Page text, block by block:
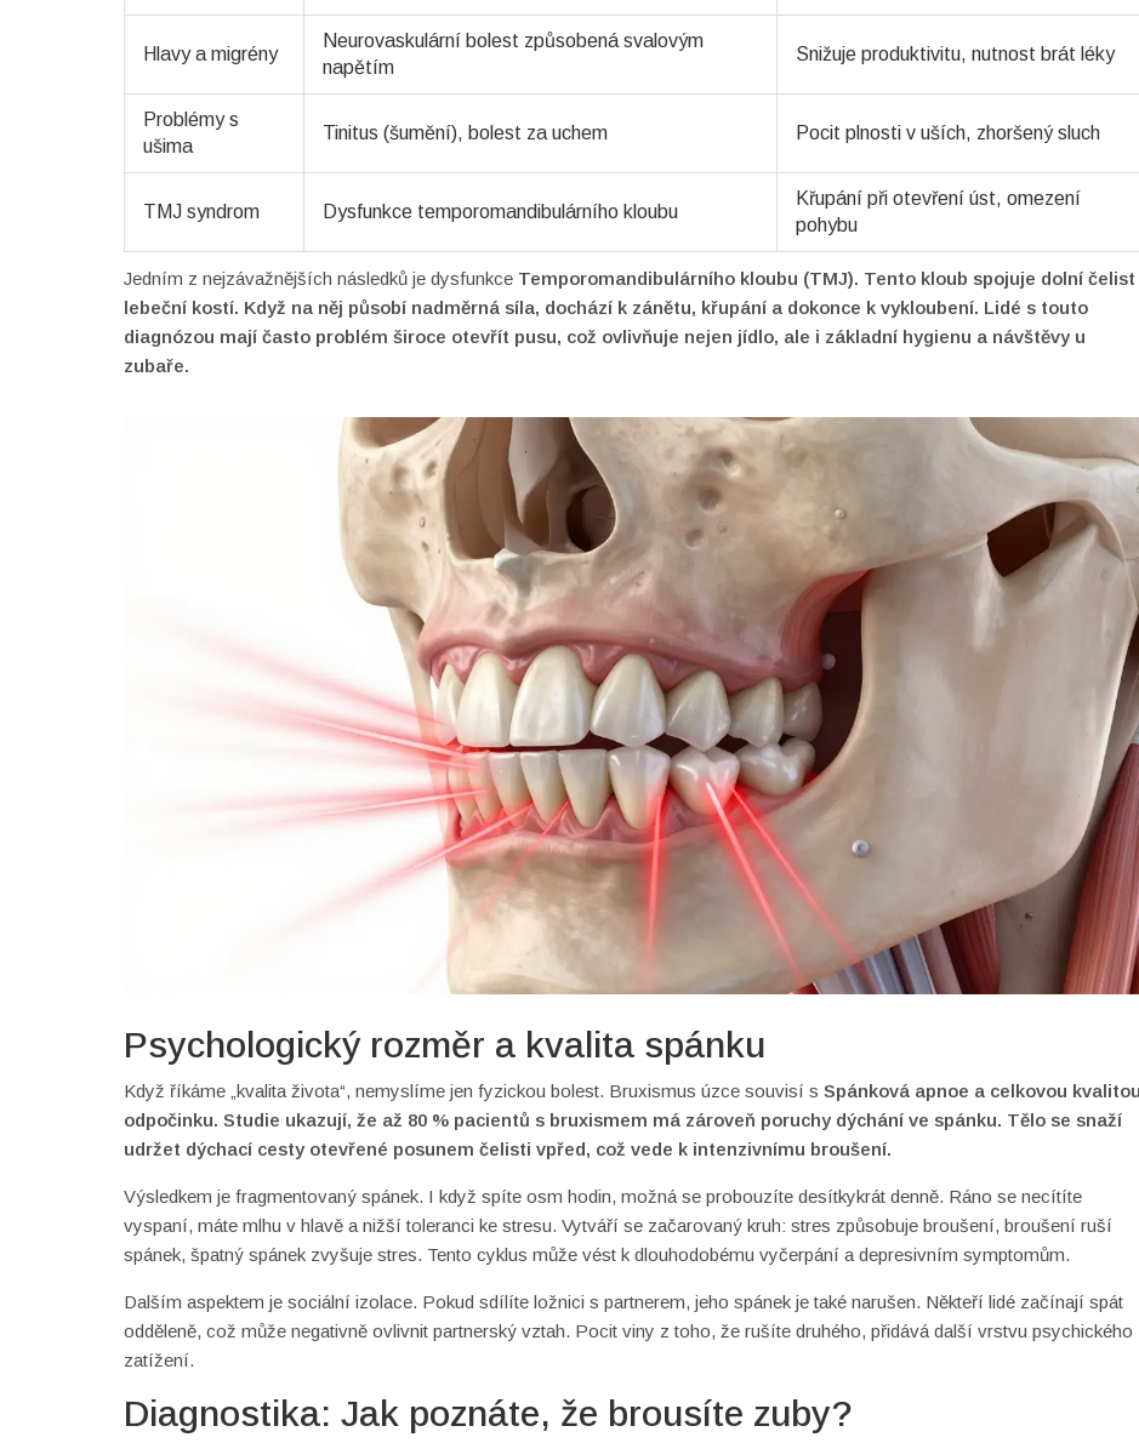
Hlavy a migrény
Neurovaskulární bolest způsobená svalovým
napětím
Snižuje produktivitu, nutnost brát léky
Problémy s
ušima
Tinitus (šumění), bolest za uchem Pocit plnosti v uších, zhoršený sluch
TMJ syndrom Dysfunkce temporomandibulárního kloubu
Křupání při otevření úst, omezení
pohybu
Jedním z nejzávažnějších následků je dysfunkce Temporomandibulárního kloubu (TMJ). Tento kloub spojuje dolní čelist
lebeční kostí. Když na něj působí nadměrná síla, dochází k zánětu, křupání a dokonce k vykloubení. Lidé s touto
diagnózou mají často problém široce otevřít pusu, což ovlivňuje nejen jídlo, ale i základní hygienu a návštěvy u
zubaře.
Psychologický rozměr a kvalita spánku
Když říkáme „kvalita života“, nemyslíme jen fyzickou bolest. Bruxismus úzce souvisí s Spánková apnoe a celkovou kvalitou
odpočinku. Studie ukazují, že až 80 % pacientů s bruxismem má zároveň poruchy dýchání ve spánku. Tělo se snaží
udržet dýchací cesty otevřené posunem čelisti vpřed, což vede k intenzivnímu broušení.
Výsledkem je fragmentovaný spánek. I když spíte osm hodin, možná se probouzíte desítkykrát denně. Ráno se necítíte
vyspaní, máte mlhu v hlavě a nižší toleranci ke stresu. Vytváří se začarovaný kruh: stres způsobuje broušení, broušení ruší
spánek, špatný spánek zvyšuje stres. Tento cyklus může vést k dlouhodobému vyčerpání a depresivním symptomům.
Dalším aspektem je sociální izolace. Pokud sdílíte ložnici s partnerem, jeho spánek je také narušen. Někteří lidé začínají spát
odděleně, což může negativně ovlivnit partnerský vztah. Pocit viny z toho, že rušíte druhého, přidává další vrstvu psychického
zatížení.
Diagnostika: Jak poznáte, že brousíte zuby?